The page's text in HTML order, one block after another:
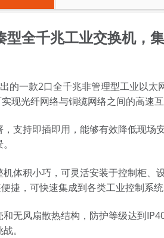
型全千兆工业交换机，
的一款2口全千兆非管理型工业以
现光纤网络与铜缆网络之间的高速
支持即插即用，能够有效降低现
机体积小巧，可灵活安装于控制柜
捷，可快速集成到各类工业控制系统
无风扇散热结构，防护等级达到
。